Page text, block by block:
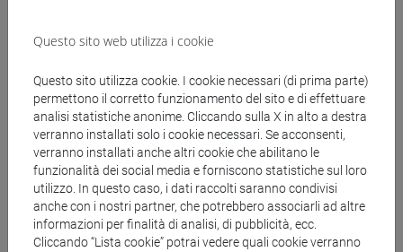
[LT40] LINGUE, CULTURE E SOCIETÀ DELL'ASIA
E DELL'AFRICA MEDITERRANEA - Laurea
corea / cina giappone
[LTR40] LINGUE, CULTURE E SOCIETÀ
DELL'ASIA E DELL'AFRICA MEDITERRANEA -
Laurea
medio oriente e africa/ india e sud-est asiatico/
corea / giappone cina
Questo sito web utilizza i cookie
Questo sito utilizza cookie. I cookie necessari (di prima parte)
permettono il corretto funzionamento del sito e di effettuare
analisi statistiche anonime. Cliccando sulla X in alto a destra
verranno installati solo i cookie necessari. Se acconsenti,
verranno installati anche altri cookie che abilitano le
funzionalità dei social media e forniscono statistiche sul loro
utilizzo. In questo caso, i dati raccolti saranno condivisi
anche con i nostri partner, che potrebbero associarli ad altre
informazioni per finalità di analisi, di pubblicità, ecc.
Cliccando “Lista cookie” potrai vedere quali cookie verranno